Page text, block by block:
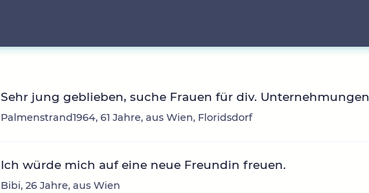
Sehr jung geblieben, suche Frauen für div. Unternehmungen
Palmenstrand1964, 61 Jahre, aus Wien, Floridsdorf
Ich würde mich auf eine neue Freundin freuen.
Bibi, 26 Jahre, aus Wien